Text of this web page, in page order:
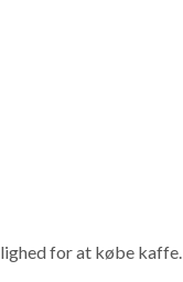
for at købe kaffe.